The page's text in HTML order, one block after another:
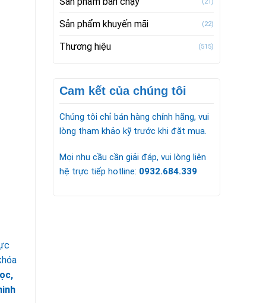
Sản phẩm khuyến mãi (22)
Thương hiệu (515)
Cam kết của chúng tôi
Chúng tôi chỉ bán hàng chính hãng, vui
lòng tham khảo kỹ trước khi đặt mua.
Mọi nhu cầu cần giải đáp, vui lòng liên
hệ trực tiếp hotline: 0932.684.339